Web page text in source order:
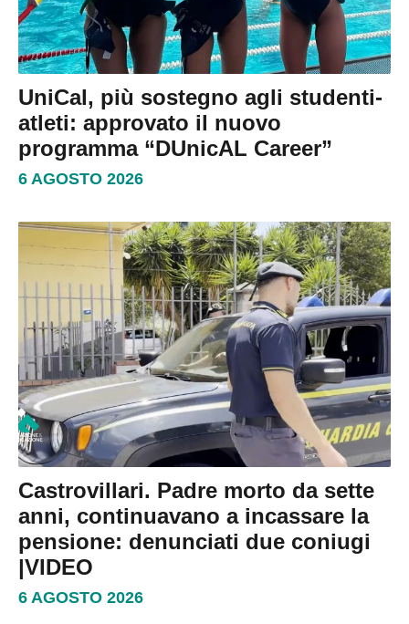
UniCal, più sostegno agli studenti-
atleti: approvato il nuovo
programma “DUnicAL Career”
6 AGOSTO 2026
Castrovillari. Padre morto da sette
anni, continuavano a incassare la
pensione: denunciati due coniugi
|VIDEO
6 AGOSTO 2026